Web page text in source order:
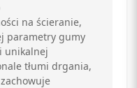
na ścieranie,
parametry gumy
unikalnej
tłumi drgania,